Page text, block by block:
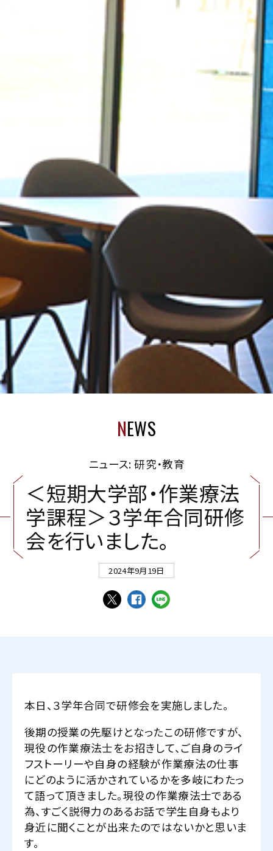
NEWS
ニュース: 研究・教育
＜短期大学部・作業療法
学課程＞３学年合同研修
会を行いました。
2024年9月19日
本日、３学年合同で研修会を実施しました。
後期の授業の先駆けとなったこの研修ですが、
現役の作業療法士をお招きして、ご自身のライ
フストーリーや自身の経験が作業療法の仕事
にどのように活かされているかを多岐にわたっ
て語って頂きました。現役の作業療法士である
為、すごく説得力のあるお話で学生自身もより
身近に聞くことが出来たのではないかと思いま
す。